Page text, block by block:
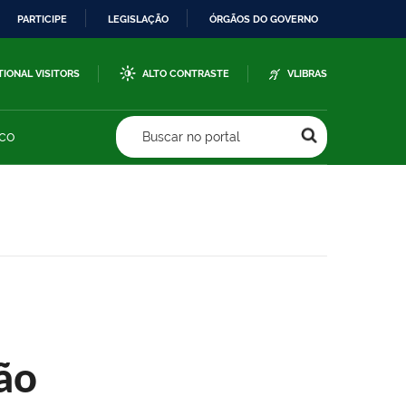
PARTICIPE LEGISLAÇÃO ÓRGÃOS DO GOVERNO
VISITORS ALTO CONTRASTE VLIBRAS
Buscar no portal